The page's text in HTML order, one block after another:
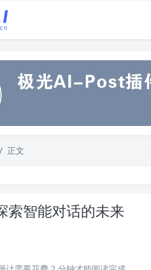
正文
索智能对话的未来